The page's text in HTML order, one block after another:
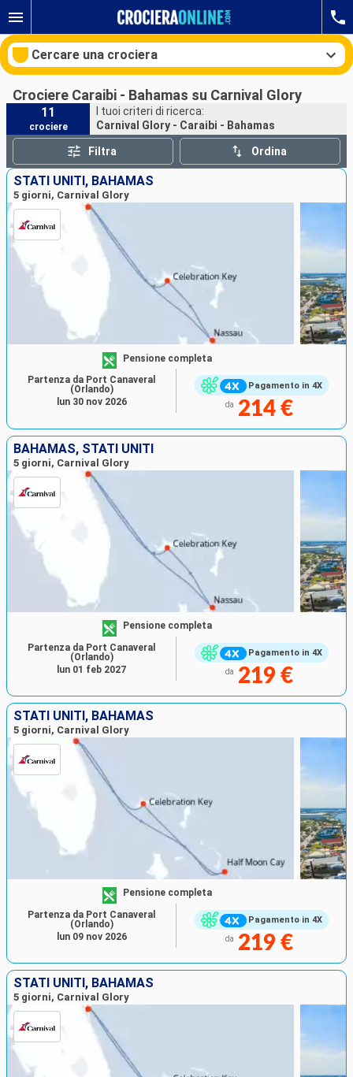
Cercare una crociera
Le nostre destinazioni
Mesi di partenza
Porti
Crociere Caraibi - Bahamas su Carnival Glory
11
crociere
I tuoi criteri di ricerca:
Carnival Glory - Caraibi - Bahamas
Filtra Ordina
STATI UNITI, BAHAMAS
5 giorni, Carnival Glory
Pagamento in 4X
Pensione completa
da 214 €
Partenza da Port Canaveral
(Orlando)
lun 30 nov 2026
BAHAMAS, STATI UNITI
5 giorni, Carnival Glory
Pagamento in 4X
Pensione completa
da 219 €
Partenza da Port Canaveral
(Orlando)
lun 01 feb 2027
STATI UNITI, BAHAMAS
5 giorni, Carnival Glory
Pagamento in 4X
Pensione completa
da 219 €
Partenza da Port Canaveral
(Orlando)
lun 09 nov 2026
STATI UNITI, BAHAMAS
5 giorni, Carnival Glory